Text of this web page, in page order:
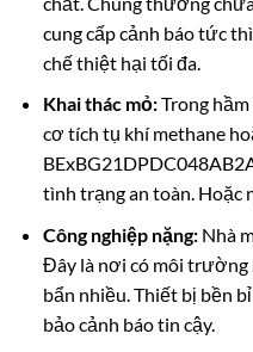
cung cấp cảnh báo tức
chế thiệt hại tối đa.
Khai thác mỏ:Trong hầm
cơ tích tụ khí methane
tình trạng an toàn. Hoặc
Công nghiệp nặng:Nhà
Đây là nơi có môi trường
bẩn nhiều. Thiết bị bền
bảo cảnh báo tin cậy.